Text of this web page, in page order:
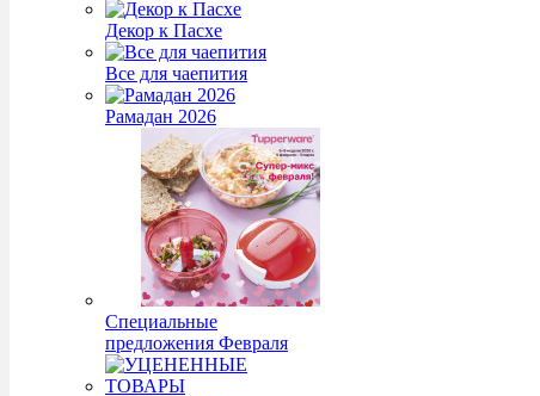
Декор к Пасхе
Все для чаепития
Рамадан 2026
Специальные
предложения Февраля